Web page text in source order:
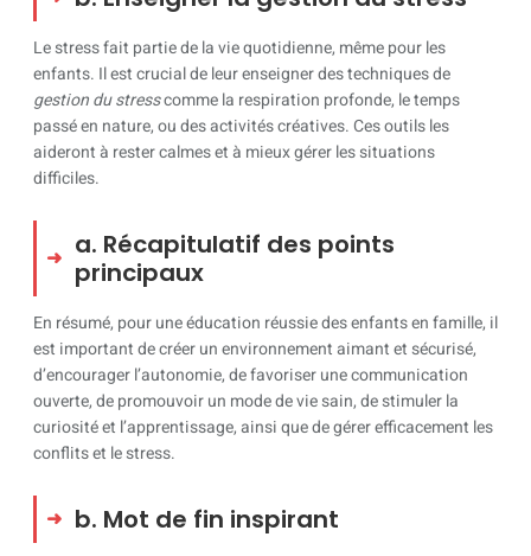
Le stress fait partie de la vie quotidienne, même pour les
enfants. Il est crucial de leur enseigner des techniques de
gestion du stresscomme la respiration profonde, le temps
passé en nature, ou des activités créatives. Ces outils les
aideront à rester calmes et à mieux gérer les situations
difficiles.
a. Récapitulatif des points
principaux
En résumé, pour une éducation réussie des enfants en famille, il
est important de créer un environnement aimant et sécurisé,
d’encourager l’autonomie, de favoriser une communication
ouverte, de promouvoir un mode de vie sain, de stimuler la
curiosité et l’apprentissage, ainsi que de gérer efficacement les
conflits et le stress.
b. Mot de fin inspirant